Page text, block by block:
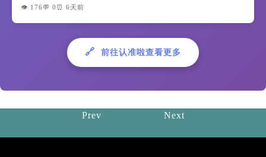
👁️ 176 💬 0 ⏰ 6天前
🔗 前往认准啦查看更多
Prev Next